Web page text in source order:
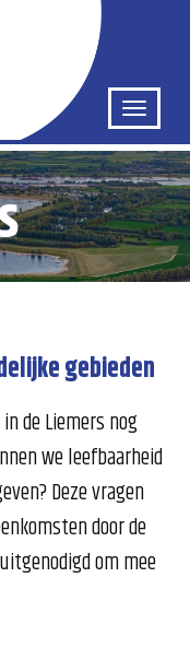
gebieden
de Liemers nog
we leefbaarheid
Deze vragen
door de
om mee